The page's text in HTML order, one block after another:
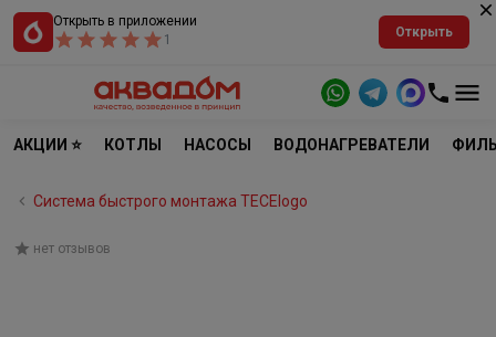
Открыть в приложении
1
Открыть
АКЦИИ ⭐ КОТЛЫ НАСОСЫ ВОДОНАГРЕВАТЕЛИ
Система быстрого монтажа TECElogo
нет отзывов